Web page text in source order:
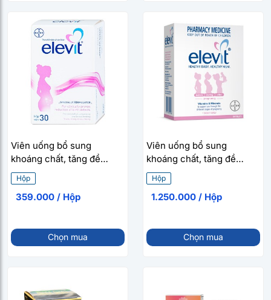
Viên uống bổ sung
khoáng chất, tăng đề
kháng cho phụ nữ mang
thai Elevit (3 vỉ x 10
viên/hộp)
Hộp
359.000 / Hộp
Chọn mua
Viên uống bổ sung
khoáng chất, tăng đề
kháng cho phụ nữ mang
thai Elevit (10 vỉ x 10
viên/hộp)
Hộp
1.250.000 / Hộp
Chọn mua